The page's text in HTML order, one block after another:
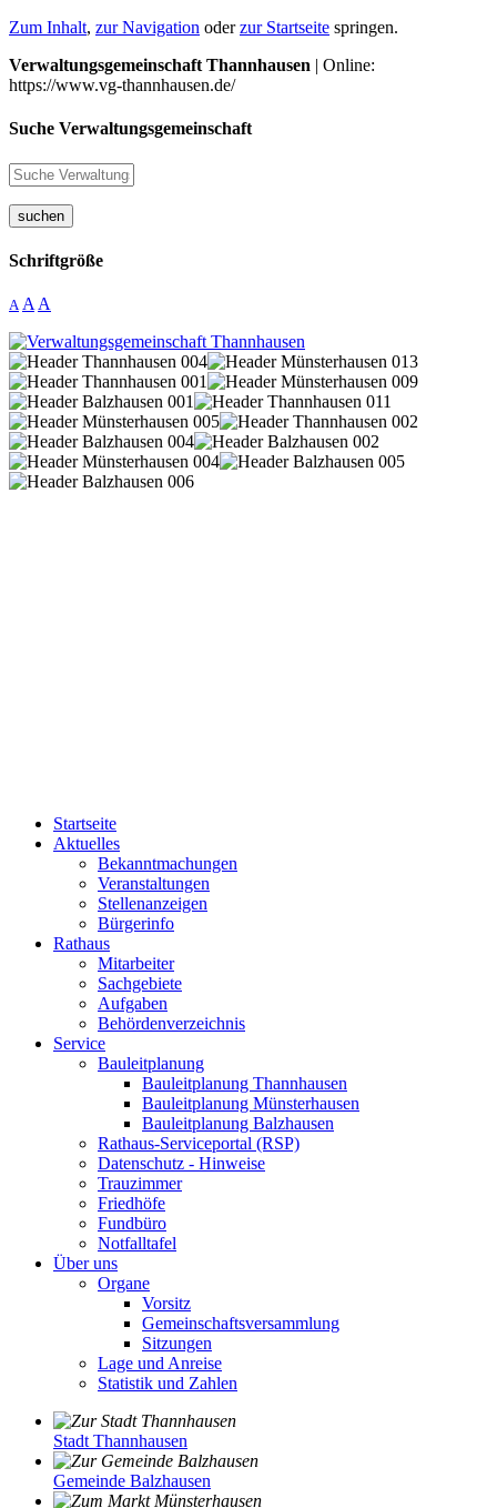
Zum Inhalt, zur Navigation oderzur Startseite springen.
Verwaltungsgemeinschaft Thannhausen | Online:
https://www.vg-thannhausen.de/
Suche Verwaltungsgemeinschaft
suchen
Schriftgröße
A A A
Startseite
Aktuelles
Bekanntmachungen
Veranstaltungen
Stellenanzeigen
Bürgerinfo
Rathaus
Mitarbeiter
Sachgebiete
Aufgaben
Behördenverzeichnis
Service
Bauleitplanung
Bauleitplanung Thannhausen
Bauleitplanung Münsterhausen
Bauleitplanung Balzhausen
Rathaus-Serviceportal (RSP)
Datenschutz - Hinweise
Trauzimmer
Friedhöfe
Fundbüro
Notfalltafel
Über uns
Organe
Vorsitz
Gemeinschaftsversammlung
Sitzungen
Lage und Anreise
Statistik und Zahlen
Stadt Thannhausen
Gemeinde Balzhausen